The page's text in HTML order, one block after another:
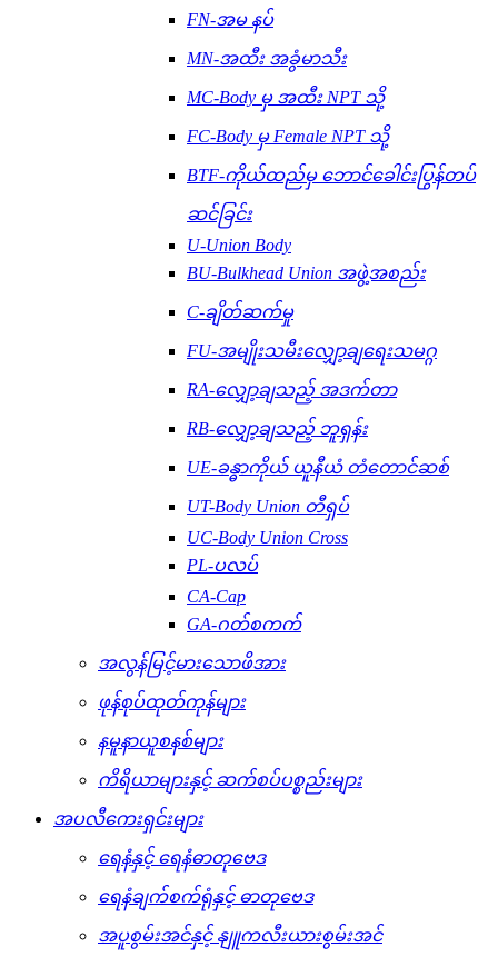
FN-အမ နပ်
MN-အထီး အခွံမာသီး
MC-Body မှ အထီး NPT သို့
FC-Body မှ Female NPT သို့
BTF-ကိုယ်ထည်မှ ဘောင်ခေါင်းပြွန်တပ်
ဆင်ခြင်း
U-Union Body
BU-Bulkhead Union အဖွဲ့အစည်း
C-ချိတ်ဆက်မှု
FU-အမျိုးသမီးလျှော့ချရေးသမဂ္ဂ
RA-လျှော့ချသည့် အဒက်တာ
RB-လျှော့ချသည့် ဘူရှန်း
UE-ခန္ဓာကိုယ် ယူနီယံ တံတောင်ဆစ်
UT-Body Union တီရှပ်
UC-Body Union Cross
PL-ပလပ်
CA-Cap
GA-ဂတ်စကက်
အလွန်မြင့်မားသောဖိအား
ဖုန်စုပ်ထုတ်ကုန်များ
နမူနာယူစနစ်များ
ကိရိယာများနှင့် ဆက်စပ်ပစ္စည်းများ
အပလီကေးရှင်းများ
ရေနံနှင့် ရေနံဓာတုဗေဒ
ရေနံချက်စက်ရုံနှင့် ဓာတုဗေဒ
အပူစွမ်းအင်နှင့် နျူကလီးယားစွမ်းအင်